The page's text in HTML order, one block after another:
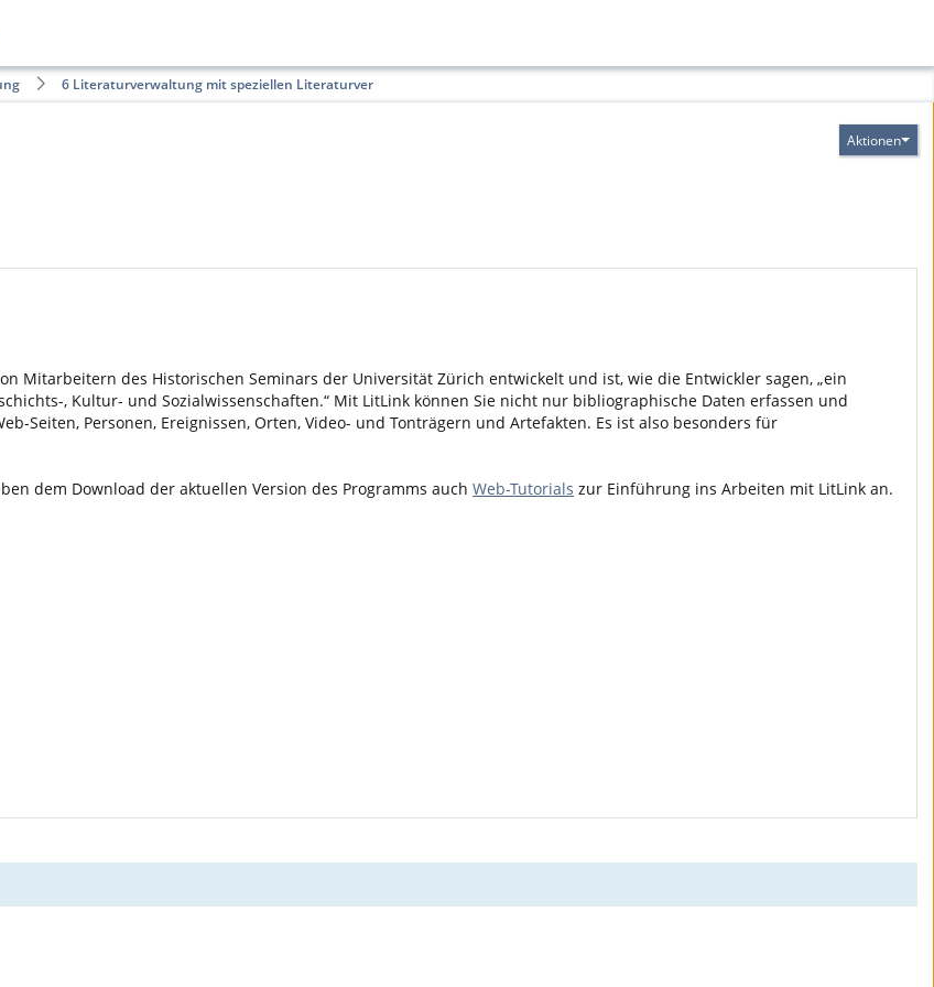
6 Literaturverwaltung mit speziellen Literaturver…
Aktionen
Mitarbeitern des Historischen Seminars der Universität Zürich entwickelt und ist, wie die Entwickler sagen, „ein
, Kultur- und Sozialwissenschaften.“ Mit LitLink können Sie nicht nur bibliographische Daten erfassen und
Seiten, Personen, Ereignissen, Orten, Video- und Tonträgern und Artefakten. Es ist also besonders für
dem Download der aktuellen Version des Programms auch Web-Tutorials zur Einführung ins Arbeiten mit LitLink an.